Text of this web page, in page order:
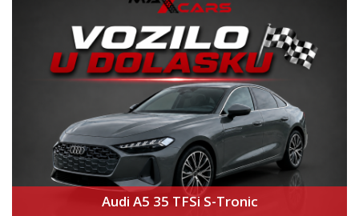
Audi A5 35 TFSi S-Tronic